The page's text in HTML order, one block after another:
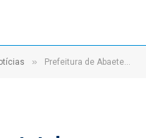
» Prefeitura de Abaetetuba divulga cronograma de limpeza pública